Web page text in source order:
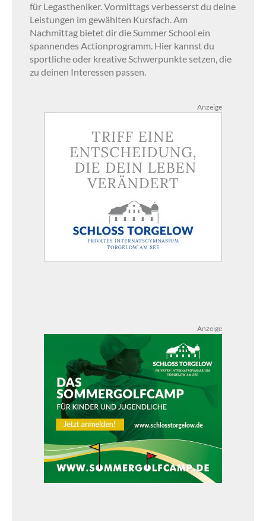
für Legastheniker. Vormittags verbesserst du deine
Leistungen im gewählten Kursfach. Am
Nachmittag bietet dir die Summer School ein
spannendes Actionprogramm. Hier kannst du
sportliche oder kreative Schwerpunkte setzen, die
zu deinen Interessen passen.
Anzeige
Anzeige